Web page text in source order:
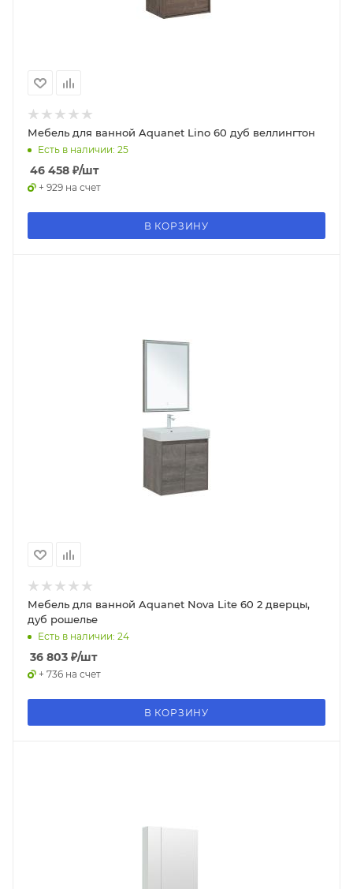
Мебель для ванной Aquanet Lino 60 дуб веллингтон
Есть в наличии: 25
46 458 ₽/шт
+ 929 на счет
В КОРЗИНУ
Мебель для ванной Aquanet Nova Lite 60 2 дверцы,
дуб рошелье
Есть в наличии: 24
36 803 ₽/шт
+ 736 на счет
В КОРЗИНУ